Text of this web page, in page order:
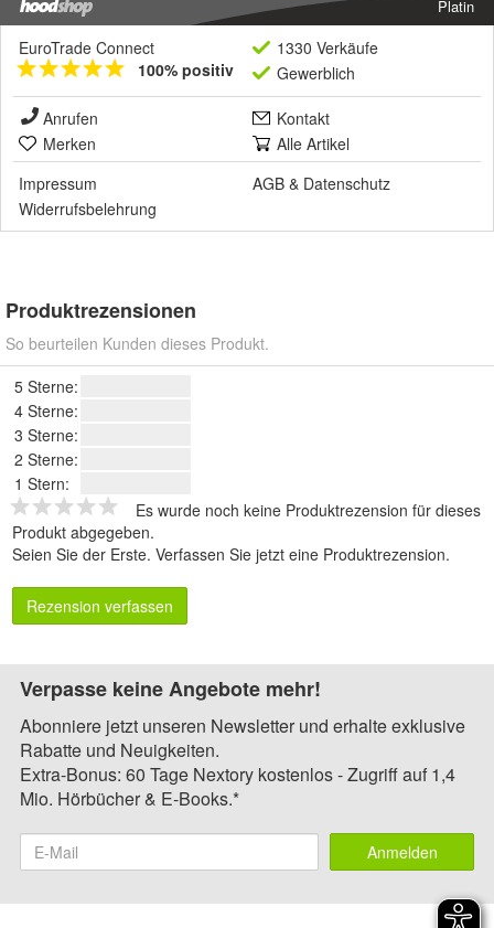
Platin
EuroTrade Connect
100% positiv
1330 Verkäufe
Gewerblich
Anrufen
Kontakt
Merken
Alle Artikel
Impressum
AGB & Datenschutz
Widerrufsbelehrung
Produktrezensionen
So beurteilen Kunden dieses Produkt.
5 Sterne:
4 Sterne:
3 Sterne:
2 Sterne:
1 Stern:
Es wurde noch keine Produktrezension für dieses
Produkt abgegeben.
Seien Sie der Erste. Verfassen Sie jetzt eine Produktrezension.
Rezension verfassen
Verpasse keine Angebote mehr!
Abonniere jetzt unseren Newsletter und erhalte exklusive
Rabatte und Neuigkeiten.
Extra-Bonus: 60 Tage Nextory kostenlos - Zugriff auf 1,4
Mio. Hörbücher & E-Books.*
Anmelden